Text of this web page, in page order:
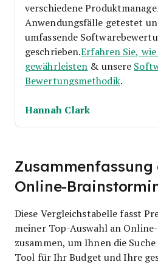
verschiedene
Anwendungsfälle getestet
umfassende
geschrieben.Erfahren Sie,
gewährleisten & unsere
Bewertungsmethodik.
Hannah Clark
Zusammenfassung
Online-
Diese Vergleichstabelle fasst
meiner Top-Auswahl an
zusammen, um Ihnen die
Tool für Ihr Budget und Ihre